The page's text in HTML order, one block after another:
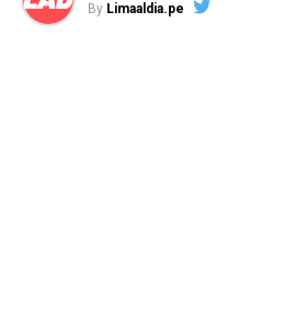
By Limaaldia.pe